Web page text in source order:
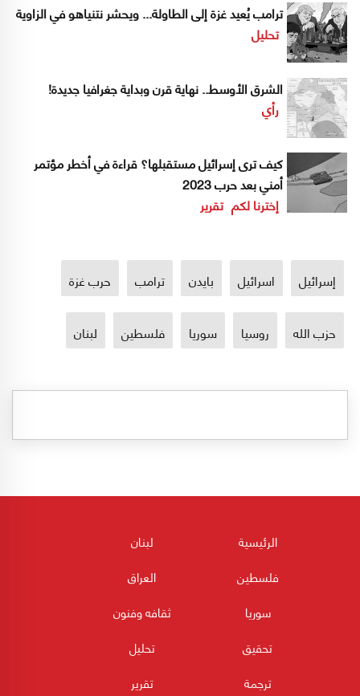
ترامب يُعيد غزة إلى الطاولة... ويحشر نتنياهو في الزاوية
تحليل
الشرق الأوسط.. نهاية قرن وبداية جغرافيا جديدة!
رأي
كيف ترى إسرائيل مستقبلها؟ قراءة في أخطر مؤتمر
أمني بعد حرب 2023
إخترنا لكم تقرير
إسرائيل اسرائيل بايدن ترامب حرب غزة
حزب الله روسيا سوريا فلسطين لبنان
الرئيسية
لبنان
فلسطين
العراق
سوريا
ثقافه وفنون
تحقيق
تحليل
ترجمة
تقرير